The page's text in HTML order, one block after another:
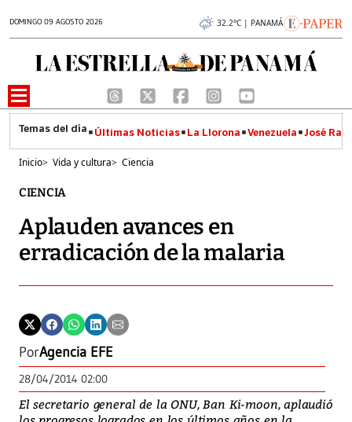
DOMINGO 09 AGOSTO 2026 32.2°C | PANAMÁ
Últimas Noticias La Llorona Venezuela José
Inicio> Vida y cultura> Ciencia
CIENCIA
Aplauden avances en
erradicación de la malaria
PorAgencia EFE
28/04/2014 02:00
El secretario general de la ONU, Ban Ki-moon, aplaudió